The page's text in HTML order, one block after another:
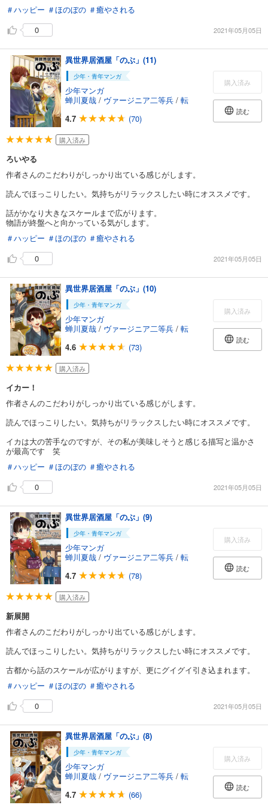
＃ハッピー ＃ほのぼの ＃癒やされる
0
2021年05月05日
異世界居酒屋「のぶ」(11)
少年・青年マンガ
少年マンガ
蝉川夏哉 / ヴァージニア二等兵 / 転
4.7
(70)
購入済み
読む
購入済み
ろいやる
作者さんのこだわりがしっかり出ている感じがします。
読んでほっこりしたい。気持ちがリラックスしたい時にオススメです。
話がかなり大きなスケールまで広がります。
物語が終盤へと向かっている気がします。
＃ハッピー ＃ほのぼの ＃癒やされる
0
2021年05月05日
異世界居酒屋「のぶ」(10)
少年・青年マンガ
少年マンガ
蝉川夏哉 / ヴァージニア二等兵 / 転
4.6
(73)
購入済み
読む
購入済み
イカー！
作者さんのこだわりがしっかり出ている感じがします。
読んでほっこりしたい。気持ちがリラックスしたい時にオススメです。
イカは大の苦手なのですが、その私が美味しそうと感じる描写と温かさ
が最高です 笑
＃ハッピー ＃ほのぼの ＃癒やされる
0
2021年05月05日
異世界居酒屋「のぶ」(9)
少年・青年マンガ
少年マンガ
蝉川夏哉 / ヴァージニア二等兵 / 転
4.7
(78)
購入済み
読む
購入済み
新展開
作者さんのこだわりがしっかり出ている感じがします。
読んでほっこりしたい。気持ちがリラックスしたい時にオススメです。
古都から話のスケールが広がりますが、更にグイグイ引き込まれます。
＃ハッピー ＃ほのぼの ＃癒やされる
0
2021年05月05日
異世界居酒屋「のぶ」(8)
少年・青年マンガ
少年マンガ
蝉川夏哉 / ヴァージニア二等兵 / 転
4.7
(66)
購入済み
読む